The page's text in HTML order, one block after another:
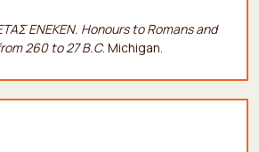
ENEKEN. Honours to Romans and
260 to 27 B.C. Michigan.